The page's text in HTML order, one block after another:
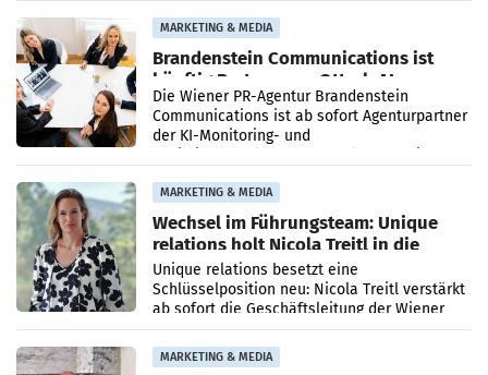
MARKETING & MEDIA
Brandenstein Communications ist
künftig Partner von OtterlyAI
Die Wiener PR-Agentur Brandenstein
Communications ist ab sofort Agenturpartner
der KI-Monitoring- und
MARKETING & MEDIA
Wechsel im Führungsteam: Unique
relations holt Nicola Treitl in die
Geschäftsleitung
Unique relations besetzt eine
Schlüsselposition neu: Nicola Treitl verstärkt
ab sofort die Geschäftsleitung der Wiener
PR-Agentur an der Seite von Josef Kalina und
Anna Kalina-Mahr.
MARKETING & MEDIA